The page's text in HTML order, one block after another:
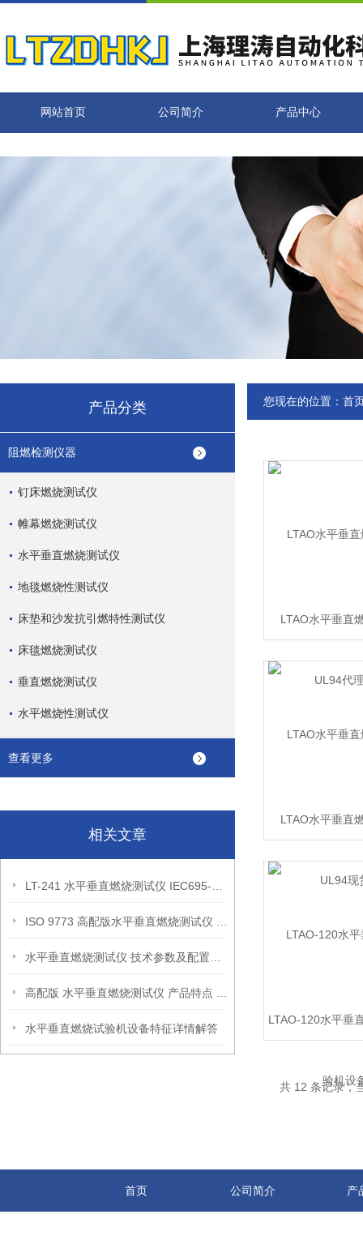
网站首页 公司简介 产品中心
产品分类
阻燃检测仪器
钉床燃烧测试仪
帷幕燃烧测试仪
水平垂直燃烧测试仪
地毯燃烧性测试仪
床垫和沙发抗引燃特性测试仪
床毯燃烧测试仪
垂直燃烧测试仪
水平燃烧性测试仪
查看更多
相关文章
水平垂直燃烧试验机设备特征详情解答
您现在的位置： 首
LTAO水平垂直
UL94代
LTAO水平垂直
UL94现
LTAO-120水平垂
设备
共 12 条记录
首页 公司简介 产